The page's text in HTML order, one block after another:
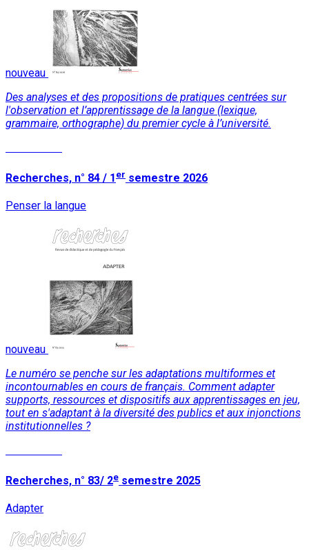
nouveau
Des analyses et des propositions de pratiques centrées sur
l'observation et l’apprentissage de la langue (lexique,
grammaire, orthographe) du premier cycle à l’université.
Recherches, n° 84 / 1 er semestre 2026
Penser la langue
nouveau
Le numéro se penche sur les adaptations multiformes et
incontournables en cours de français. Comment adapter
supports, ressources et dispositifs aux apprentissages en jeu,
tout en s'adaptant à la diversité des publics et aux injonctions
institutionnelles ?
Recherches, n° 83/ 2e semestre 2025
Adapter